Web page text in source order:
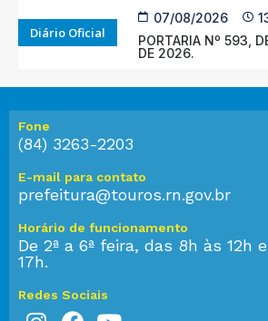
Diário Oficial
07/08/2026
PORTARIA Nº 593,
DE 2026.
Fone
(84) 3263-2203
E-mail para contato
prefeitura@touros.rn.gov.br
Horário de funcionamento
De 2ª a 6ª feira, das 8h às 12h
17h.
Redes Sociais